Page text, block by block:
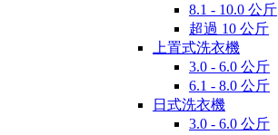
8.1 - 10.0 公斤
超過 10 公斤
上置式洗衣機
3.0 - 6.0 公斤
6.1 - 8.0 公斤
日式洗衣機
3.0 - 6.0 公斤